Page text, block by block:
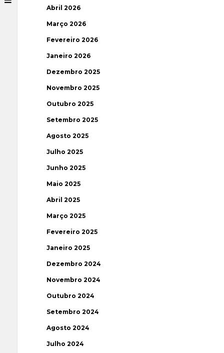
Abril 2026
Março 2026
Fevereiro 2026
Janeiro 2026
Dezembro 2025
Novembro 2025
Outubro 2025
Setembro 2025
Agosto 2025
Julho 2025
Junho 2025
Maio 2025
Abril 2025
Março 2025
Fevereiro 2025
Janeiro 2025
Dezembro 2024
Novembro 2024
Outubro 2024
Setembro 2024
Agosto 2024
Julho 2024